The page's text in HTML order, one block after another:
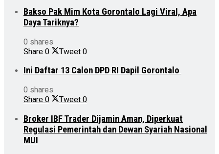
Bakso Pak Mim Kota Gorontalo Lagi Viral, Apa
Daya Tariknya?
0 shares
Share 0 Tweet 0
Ini Daftar 13 Calon DPD RI Dapil Gorontalo
0 shares
Share 0 Tweet 0
Broker IBF Trader Dijamin Aman, Diperkuat
Regulasi Pemerintah dan Dewan Syariah Nasional
MUI